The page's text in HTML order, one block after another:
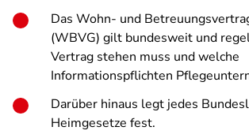
Das Wohn- und
(WBVG) gilt bundesweit und
Vertrag stehen muss und welche
Informationspflichten
Darüber hinaus legt jedes
Heimgesetze fest.